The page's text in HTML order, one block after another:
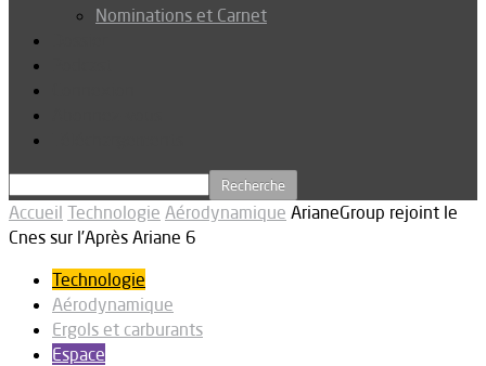
Nominations et Carnet
Accueil Technologie Aérodynamique ArianeGroup rejoint le
Cnes sur l’Après Ariane 6
Technologie
Aérodynamique
Ergols et carburants
Espace